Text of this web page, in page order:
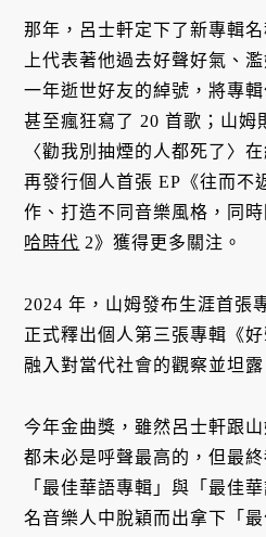
那年，呂士軒定下了新專輯
上代表著他過去好聲好氣、
一年逝世好友的綽號，將專
甚至瘋狂寫了 20 首歌；山姆
〈勸我別抽煙的人都死了〉
再發行個人首張 EP《往而不
作、打造不同音樂風格，同
哈時代 2》獲得更多關注。
2024 年，山姆發布生涯首張
正式釋出個人第三張專輯《
融入對當代社會的觀察並坦
今年金曲獎，雖然呂士軒跟
都未必是呼聲最高的，但最
「最佳華語專輯」與「最佳
名音樂人中脫穎而出拿下「